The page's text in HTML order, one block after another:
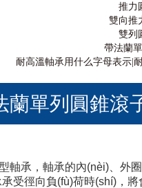
推力
雙向推
雙列
帶法蘭
耐高溫軸承用什么字母表示|
列 圓錐滾
承，軸承的內(nèi)、外
徑向負(fù)荷時(shí)